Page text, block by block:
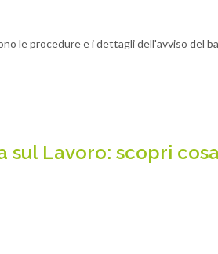
le procedure e i dettagli dell'avviso del
sul Lavoro: scopri